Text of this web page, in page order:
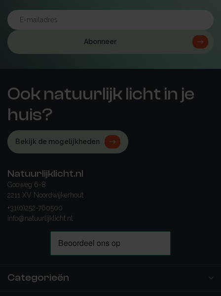
Abonneer
Ook natuurlijk licht in je
huis?
Bekijk de mogelijkheden
Natuurlijklicht.nl
Gooweg 6-8
2211 XV Noordwijkerhout
+31(0)252-760500
info@natuurlijklicht.nl
Categorieën